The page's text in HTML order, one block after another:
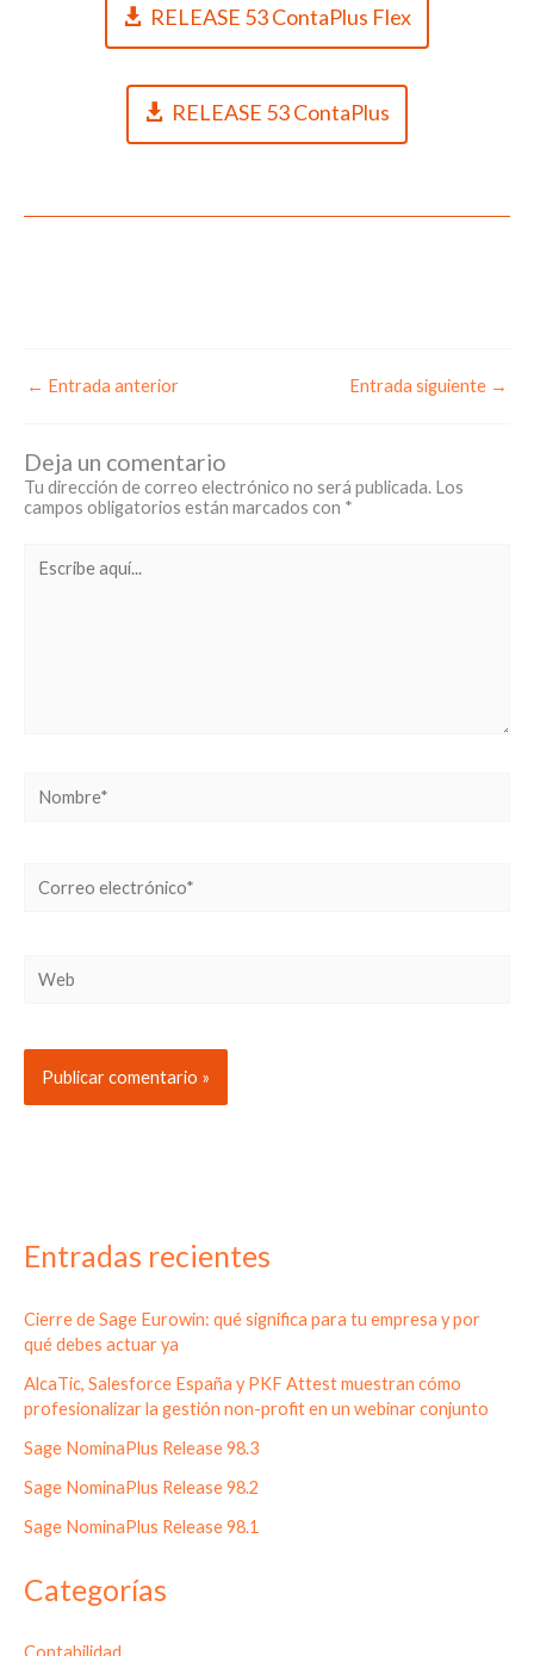
RELEASE 53 ContaPlus Flex
RELEASE 53 ContaPlus
← Entrada anterior Entrada siguiente →
Deja un comentario
Tu dirección de correo electrónico no será publicada. Los
campos obligatorios están marcados con *
aquí...
electrónico*
Entradas recientes
Cierre de Sage Eurowin: qué significa para tu empresa y por
qué debes actuar ya
AlcaTic, Salesforce España y PKF Attest muestran cómo
profesionalizar la gestión non-profit en un webinar conjunto
Sage NominaPlus Release 98.3
Sage NominaPlus Release 98.2
Sage NominaPlus Release 98.1
Categorías